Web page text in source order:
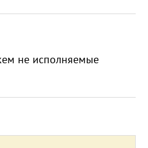
не исполняемые